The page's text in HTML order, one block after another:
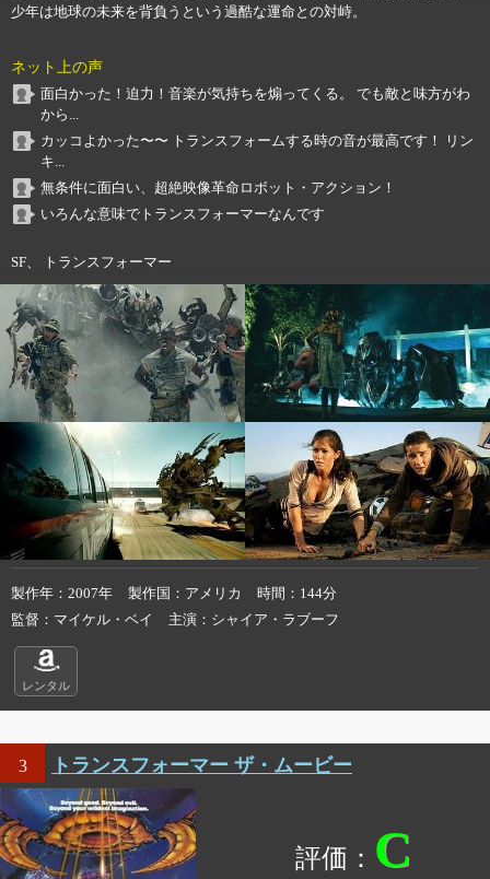
少年は地球の未来を背負うという過酷な運命との対峙。
ネット上の声
面白かった！迫力！音楽が気持ちを煽ってくる。 でも敵と味方がわ
から...
カッコよかった〜〜 トランスフォームする時の音が最高です！ リン
キ...
無条件に面白い、超絶映像革命ロボット・アクション！
いろんな意味でトランスフォーマーなんです
SF、 トランスフォーマー
製作年 2007年 製作国 アメリカ 時間
144分
監督
マイケル・ベイ 主演 シャイア・ラブーフ
レンタル
3 トランスフォーマー ザ・ムービー
C